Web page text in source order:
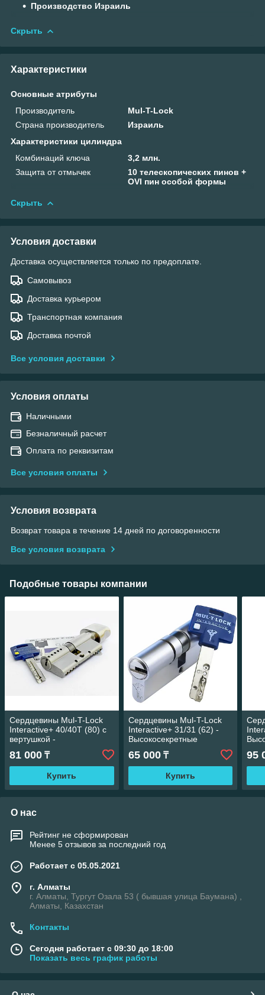
Производство Израиль
Скрыть
Характеристики
Основные атрибуты
Производитель
Mul-T-Lock
Страна производитель
Израиль
Характеристики цилиндра
Комбинаций ключа
3,2 млн.
Защита от отмычек
10 телескопических пинов +
OVI пин особой формы
Скрыть
Условия доставки
Доставка осуществляется только по предоплате.
Самовывоз
Доставка курьером
Транспортная компания
Доставка почтой
Все условия доставки
Условия оплаты
Наличными
Безналичный расчет
Оплата по реквизитам
Все условия оплаты
Условия возврата
Возврат товара в течение 14 дней по договоренности
Все условия возврата
Подобные товары компании
Сердцевины Mul-T-Lock
Interactive+ 40/40Т (80) с
вертушкой -
Высокосекретные
цилиндры.
81 000 ₸
Купить
Сердцевины Mul-T-Lock
Interactive+ 31/31 (62) -
Высокосекретные
цилиндры.
65 000₸
Купить
95
О нас
Рейтинг не сформирован
Менее 5 отзывов за последний год
Работает с 05.05.2021
г. Алматы
г. Алматы, Тургут Озала 53 ( бывшая улица Баумана) ,
Алматы, Казахстан
Контакты
Сегодня работает с 09:30 до 18:00
Показать весь график работы